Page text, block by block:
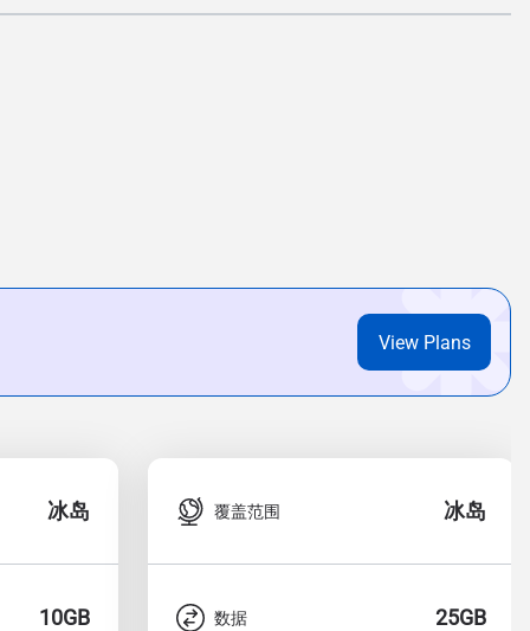
View Plans
冰岛
10GB
覆盖范围 冰岛
数据 25GB